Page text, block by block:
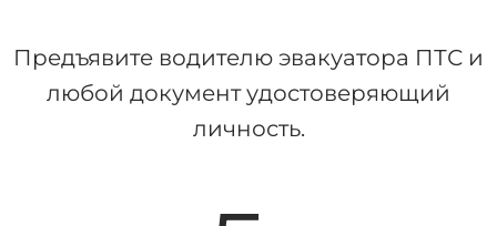
Предъявите водителю эвакуатора ПТС и
любой документ удостоверяющий
личность.